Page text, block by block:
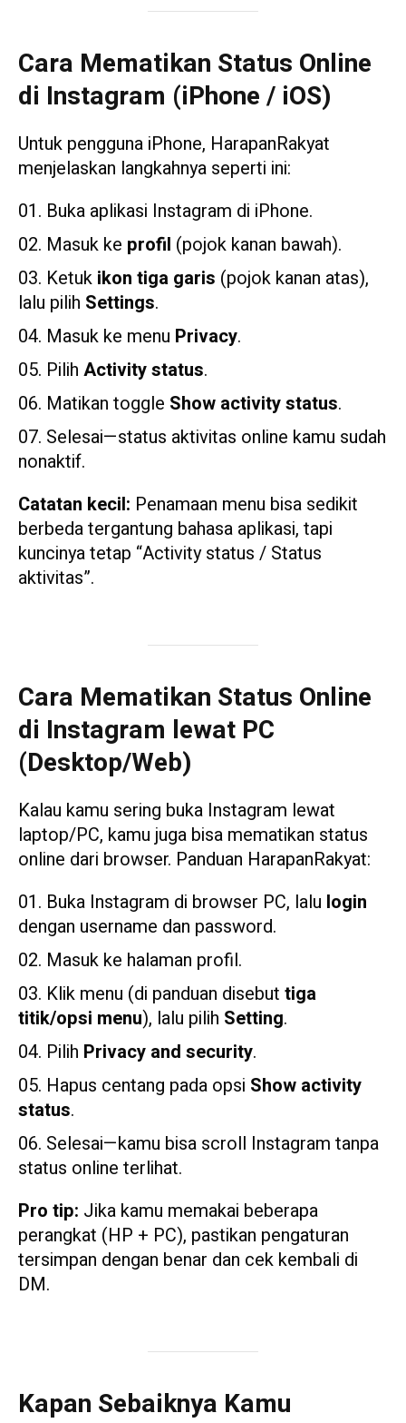
Cara Mematikan Status Online
di Instagram (iPhone / iOS)
Untuk pengguna iPhone, HarapanRakyat
menjelaskan langkahnya seperti ini:
Buka aplikasi Instagram di iPhone.
Masuk ke profil (pojok kanan bawah).
Ketuk ikon tiga garis (pojok kanan atas),
lalu pilih Settings.
Masuk ke menu Privacy.
Pilih Activity status.
Matikan toggle Show activity status.
Selesai—status aktivitas online kamu sudah
nonaktif.
Catatan kecil: Penamaan menu bisa sedikit
berbeda tergantung bahasa aplikasi, tapi
kuncinya tetap “Activity status / Status
aktivitas”.
Cara Mematikan Status Online
di Instagram lewat PC
(Desktop/Web)
Kalau kamu sering buka Instagram lewat
laptop/PC, kamu juga bisa mematikan status
online dari browser. Panduan HarapanRakyat:
Buka Instagram di browser PC, lalu login
dengan username dan password.
Masuk ke halaman profil.
Klik menu (di panduan disebut tiga
titik/opsi menu), lalu pilih Setting.
Pilih Privacy and security.
Hapus centang pada opsi Show activity
status.
Selesai—kamu bisa scroll Instagram tanpa
status online terlihat.
Pro tip: Jika kamu memakai beberapa
perangkat (HP + PC), pastikan pengaturan
tersimpan dengan benar dan cek kembali di
DM.
Kapan Sebaiknya Kamu